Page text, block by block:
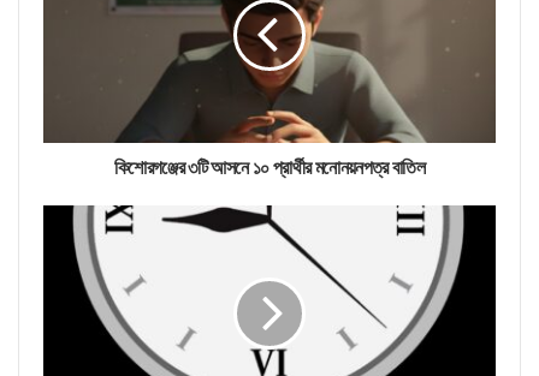
কিশোরগঞ্জের ৩টি আসনে ১০ প্রার্থীর মনোনয়নপত্র বাতিল